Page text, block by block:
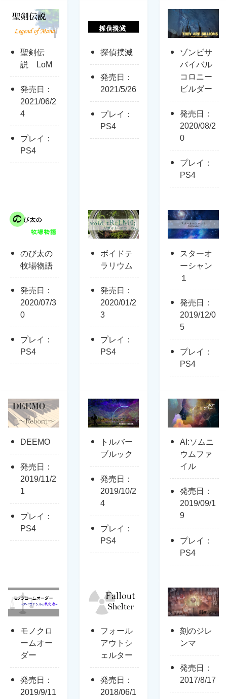
聖剣伝
説 LoM
発売日：
2021/06/2
4
プレイ：
PS4
探偵撲滅
発売日：
2021/5/26
プレイ：
PS4
ゾンビサ
バイバル
コロニー
ビルダー
発売日：
2020/08/2
0
プレイ：
PS4
のび太の
牧場物語
発売日：
2020/07/3
0
プレイ：
PS4
ボイドテ
ラリウム
発売日：
2020/01/2
3
プレイ：
PS4
スターオ
ーシャン
１
発売日：
2019/12/0
5
プレイ：
PS4
DEEMO
発売日：
2019/11/2
1
プレイ：
PS4
トルバー
ブルック
発売日：
2019/10/2
4
プレイ：
PS4
AI:ソムニ
ウムファ
イル
発売日：
2019/09/1
9
プレイ：
PS4
モノクロ
ームオー
ダー
発売日：
2019/9/11
フォール
アウトシ
ェルター
発売日：
2018/06/1
刻のジレ
ンマ
発売日：
2017/8/17